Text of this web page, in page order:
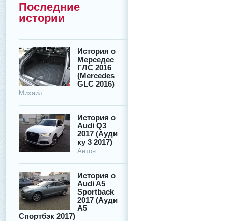
Последние
истории
История о
Мерседес
ГЛС 2016
(Mercedes
GLC 2016)
Михаил
История о
Audi Q3
2017 (Ауди
ку 3 2017)
Антон
История о
Audi A5
Sportback
2017 (Ауди
А5
Спортбэк 2017)